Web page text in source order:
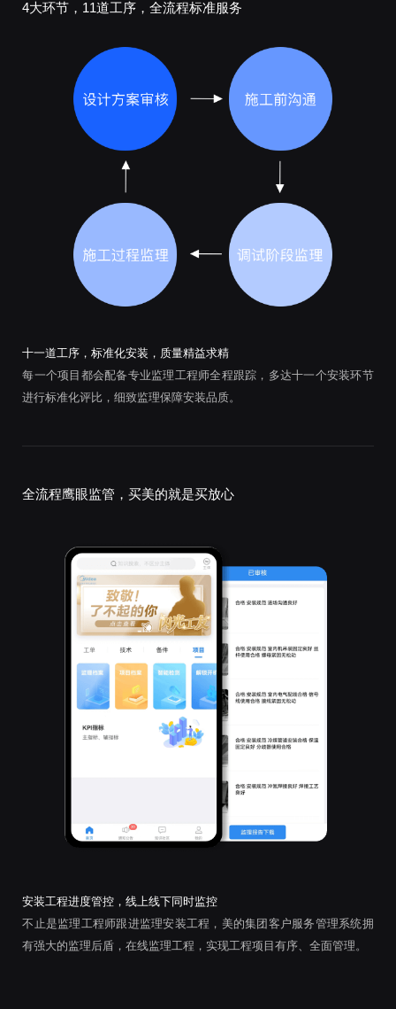
4大环节，11道工序，全流程标准服务
十一道工序，标准化安装，质量精益求精
每一个项目都会配备专业监理工程师全程跟踪，多达十一个安装环节
进行标准化评比，细致监理保障安装品质。
全流程鹰眼监管，买美的就是买放心
安装工程进度管控，线上线下同时监控
不止是监理工程师跟进监理安装工程，美的集团客户服务管理系统拥
有强大的监理后盾，在线监理工程，实现工程项目有序、全面管理。